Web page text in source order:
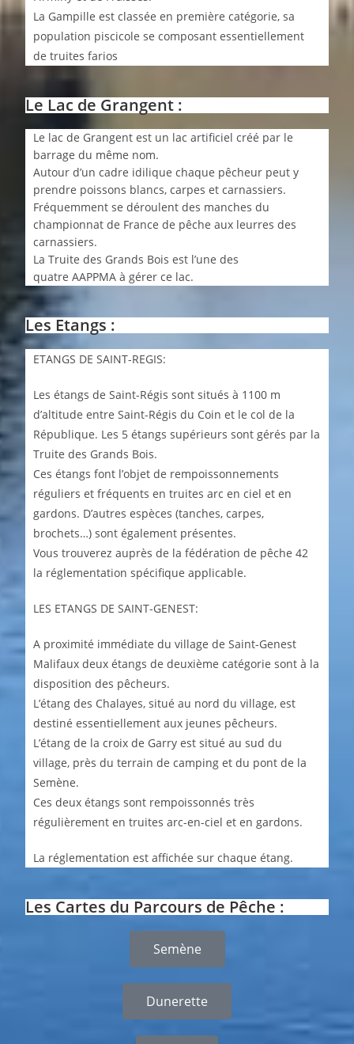
La Gampille est classée en première catégorie, sa
population piscicole se composant essentiellement
de truites farios
Le Lac de Grangent :
Le lac de Grangent est un lac artificiel créé par le
barrage du même nom.
Autour d’un cadre idilique chaque pêcheur peut y
prendre poissons blancs, carpes et carnassiers.
Fréquemment se déroulent des manches du
championnat de France de pêche aux leurres des
carnassiers.
La Truite des Grands Bois est l’une des
quatre AAPPMA à gérer ce lac.
Les Etangs :
ETANGS DE SAINT-REGIS:
Les étangs de Saint-Régis sont situés à 1100 m
d’altitude entre Saint-Régis du Coin et le col de la
République. Les 5 étangs supérieurs sont gérés par la
Truite des Grands Bois.
Ces étangs font l’objet de rempoissonnements
réguliers et fréquents en truites arc en ciel et en
gardons. D’autres espèces (tanches, carpes,
brochets…) sont également présentes.
Vous trouverez auprès de la fédération de pêche 42
la réglementation spécifique applicable.
LES ETANGS DE SAINT-GENEST:
A proximité immédiate du village de Saint-Genest
Malifaux deux étangs de deuxième catégorie sont à la
disposition des pêcheurs.
L’étang des Chalayes, situé au nord du village, est
destiné essentiellement aux jeunes pêcheurs.
L’étang de la croix de Garry est situé au sud du
village, près du terrain de camping et du pont de la
Semène.
Ces deux étangs sont rempoissonnés très
régulièrement en truites arc-en-ciel et en gardons.
La réglementation est affichée sur chaque étang.
Les Cartes du Parcours de Pêche :
Semène
Dunerette